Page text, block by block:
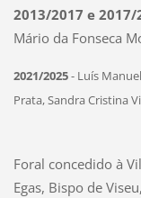
2013/2017 e 2017/
Mário da Fonseca
2021/2025- Luís
Prata,Sandra Cristina
Foral concedido à
Egas, Bispo de